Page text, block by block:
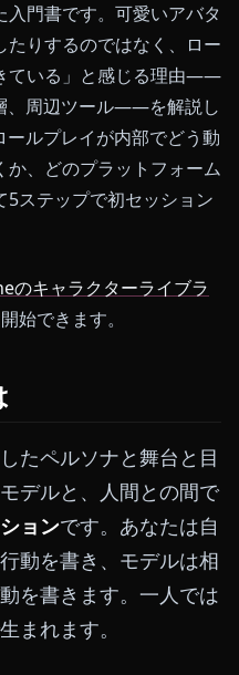
門書です。可愛いアバタ
りするのではなく、ロー
ている」と感じる理由——
、周辺ツール——を解説し
ルプレイが内部でどう動
、どのプラットフォーム
ステップで初セッション
のキャラクターライブラ
始できます。
たペルソナと舞台と目
デルと、人間との間で
ョンです。あなたは自
動を書き、モデルは相
を書きます。一人では
まれます。